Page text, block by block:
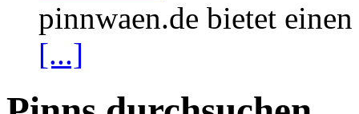
pinnwaen.de bietet
[...]